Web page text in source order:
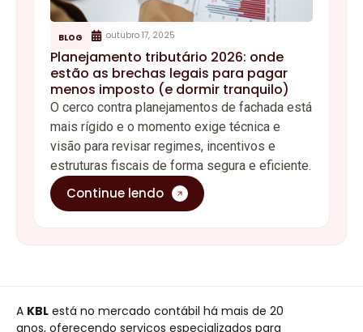
BLOG outubro 17, 2025
Planejamento tributário 2026: onde
estão as brechas legais para pagar
menos imposto (e dormir tranquilo)
O cerco contra planejamentos de fachada está
mais rígido e o momento exige técnica e
visão para revisar regimes, incentivos e
estruturas fiscais de forma segura e eficiente.
Continue lendo
A KBL está no mercado contábil há mais de 20
anos, oferecendo serviços especializados para